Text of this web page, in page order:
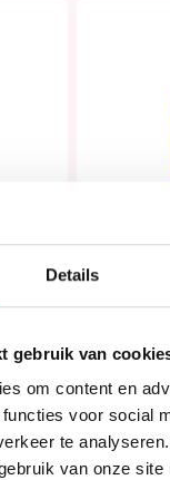
Details
gebruik van
om content en
voor social
te
van onze site
Taliah
Hair
€14,95
€9,95